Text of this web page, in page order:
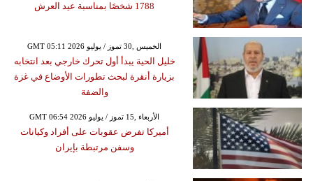
1788 شخصًا بمناسبة عيد العرش
GMT 05:11 2026 الخميس ,30 تموز / يوليو
خليل الحية يبدأ أول تحرك خارجي بعد انتخابه
بزيارة أنقرة لبحث تطورات الأوضاع في غزة
والضفة
GMT 06:54 2026 الأربعاء ,15 تموز / يوليو
أميركا تفرض عقوبات على أفراد وكيانات
وسفن مرتبطة بإيران